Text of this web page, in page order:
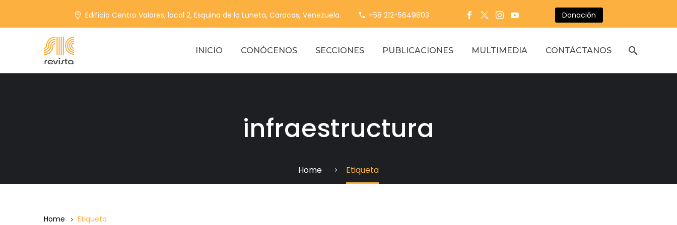
Edificio Centro Valores, local 2, Esquina de la Luneta, Caracas, Venezuela. +58 212-5649803 Donación
INICIO CONÓCENOS SECCIONES PUBLICACIONES MULTIMEDIA CONTÁCTANOS
infraestructura
Home Etiqueta
Home Etiqueta